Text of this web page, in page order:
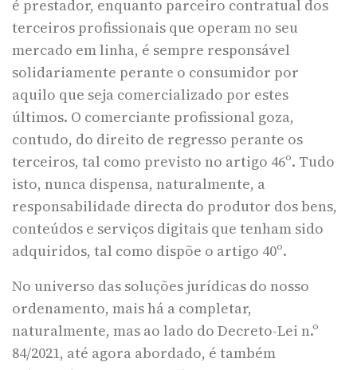
é prestador, enquanto parceiro contratual dos
terceiros profissionais que operam no seu
mercado em linha, é sempre responsável
solidariamente perante o consumidor por
aquilo que seja comercializado por estes
últimos. O comerciante profissional goza,
contudo, do direito de regresso perante os
terceiros, tal como previsto no artigo 46º. Tudo
isto, nunca dispensa, naturalmente, a
responsabilidade directa do produtor dos bens,
conteúdos e serviços digitais que tenham sido
adquiridos, tal como dispõe o artigo 40º.
No universo das soluções jurídicas do nosso
ordenamento, mais há a completar,
naturalmente, mas ao lado do Decreto-Lei n.º
84/2021, até agora abordado, é também